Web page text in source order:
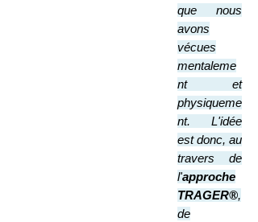
que nous
avons
vécues
mentaleme
nt et
physiqueme
nt. L'idée
est donc, au
travers de
l'approche
TRAGER®,
de